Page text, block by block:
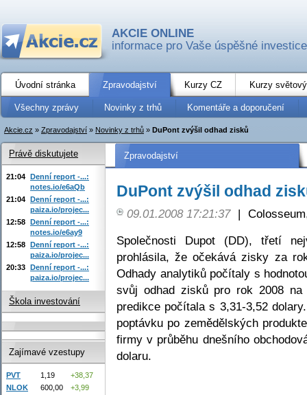
AKCIE ONLINE
informace pro Vaše úspěšné investice
Úvodní stránka Zpravodajství Kurzy CZ Kurzy
Všechny zprávy Novinky z trhů Komentáře a doporučení
Akcie.cz » Zpravodajství » Novinky z trhů » DuPont zvýšil odhad zisků
Zpravodajství
DuPont zvýšil odhad
09.01.2008 17:21:37 |
Společnosti Dupot (DD), třetí
prohlásila, že očekává zisky za
Odhady analytiků počítaly s
svůj odhad zisků pro rok 2008
predikce počítala s 3,31-3,52
poptávku po zemědělských
firmy v průběhu dnešního
dolaru.
Právě diskutujete
21:04 Denní report -...:
notes.io/e6aQb
21:04 Denní report -...:
paiza.io/projec...
12:58 Denní report -...:
notes.io/e6ay9
12:58 Denní report -...:
paiza.io/projec...
20:33 Denní report -...:
paiza.io/projec...
Škola investování
Zajímavé vzestupy
PVT 1,19
+38,37
NLOK
600,00
+3,99